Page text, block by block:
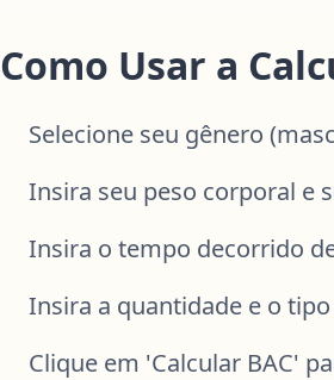
Como Usar a
Selecione seu gênero
Insira seu peso corporal e
Insira o tempo decorrido
Insira a quantidade e o
Clique em 'Calcular BAC'